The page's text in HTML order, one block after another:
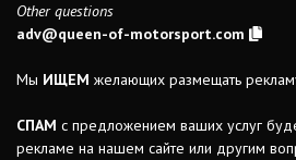
Other questions
adv@queen-of-motorsport.com
Мы ИЩЕМ желающих размещать
СПАМ с предложением ваших услуг
рекламе на нашем сайте или другим